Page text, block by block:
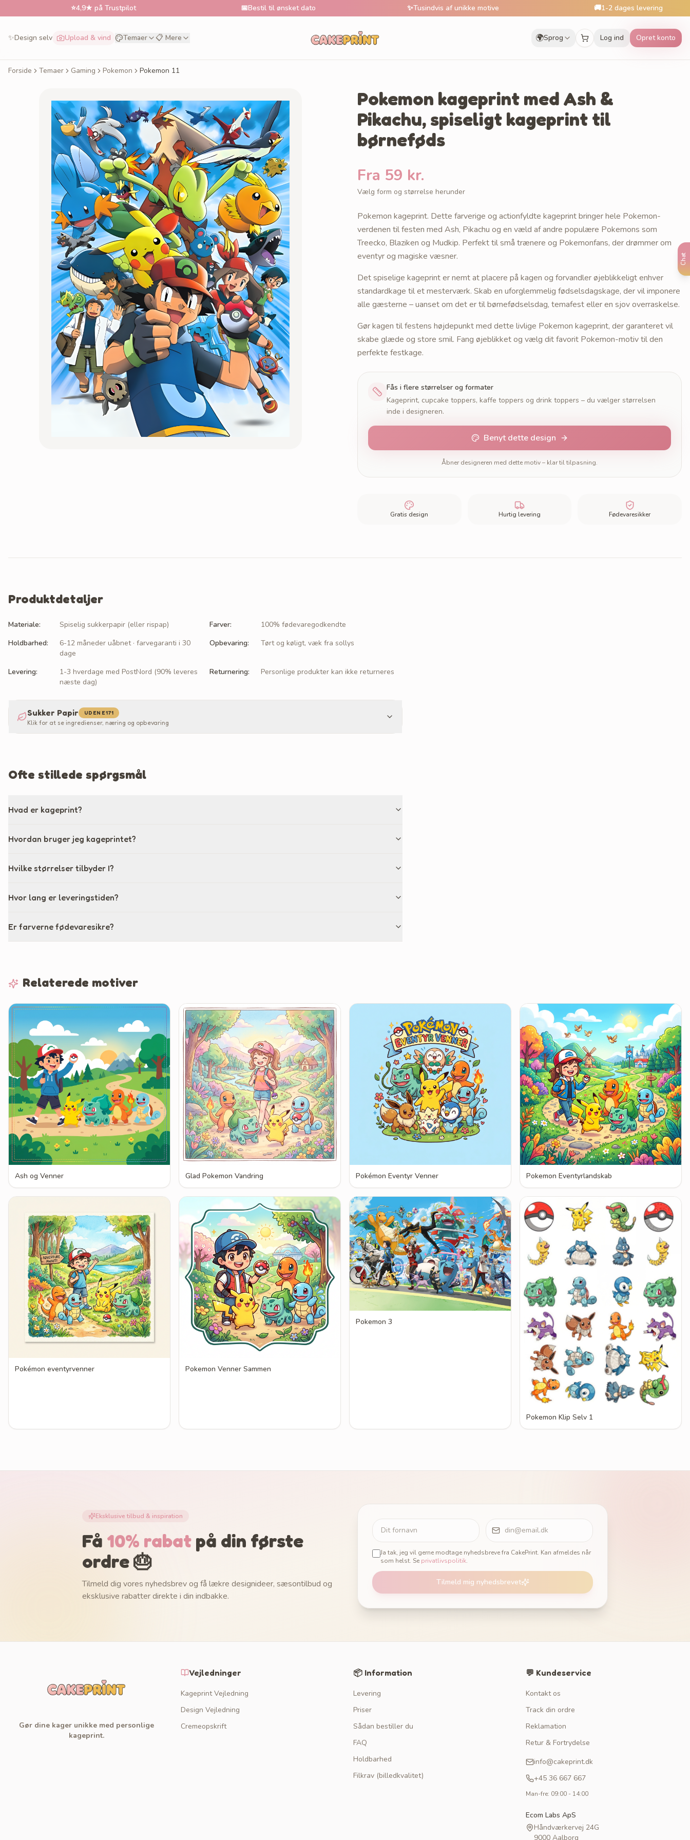
Chat
4,9★ på Trustpilot Bestil til ønsket dato Tusindvis af unikke motive 1-2 dages levering
✨Design selv Upload & vind Temaer 📋 Mere 🌍Sprog Log ind Opret konto
Forside Temaer Gaming Pokemon Pokemon 11
Pokemon kageprint med Ash &
Pikachu, spiseligt kageprint til
børneføds
Fra 59 kr.
Vælg form og størrelse herunder
Pokemon kageprint. Dette farverige og actionfyldte kageprint bringer hele Pokemon-
verdenen til festen med Ash, Pikachu og en væld af andre populære Pokemons som
Treecko, Blaziken og Mudkip. Perfekt til små trænere og Pokemonfans, der drømmer om
eventyr og magiske væsner.
Det spiselige kageprint er nemt at placere på kagen og forvandler øjeblikkeligt enhver
standardkage til et mesterværk. Skab en uforglemmelig fødselsdagskage, der vil imponere
alle gæsterne – uanset om det er til børnefødselsdag, temafest eller en sjov overraskelse.
Gør kagen til festens højdepunkt med dette livlige Pokemon kageprint, der garanteret vil
skabe glæde og store smil. Fang øjeblikket og vælg dit favorit Pokemon-motiv til den
perfekte festkage.
Fås i flere størrelser og formater
Kageprint, cupcake toppers, kaffe toppers og drink toppers – du vælger størrelsen
inde i designeren.
Benyt dette design
Åbner designeren med dette motiv – klar til tilpasning.
Gratis design Hurtig levering Fødevaresikker
Produktdetaljer
Materiale: Spiselig sukkerpapir (eller rispap) Farver:
100% fødevaregodkendte
Holdbarhed:
6-12 måneder uåbnet · farvegaranti i 30
dage
Opbevaring: Tørt og køligt, væk fra sollys
Levering:
1-3 hverdage med PostNord (90% leveres
næste dag)
Returnering: Personlige produkter kan ikke returneres
Sukker Papir UDEN E171
Klik for at se ingredienser, næring og opbevaring
Ofte stillede spørgsmål
Hvad er kageprint?
Hvordan bruger jeg kageprintet?
Hvilke størrelser tilbyder I?
Hvor lang er leveringstiden?
Er farverne fødevaresikre?
Relaterede motiver
Ash og Venner Glad Pokemon Vandring Pokémon Eventyr Venner Pokemon Eventyrlandskab
Pokémon eventyrvenner Pokemon Venner Sammen
Pokemon 3
Pokemon Klip Selv 1
Eksklusive tilbud & inspiration
Få 10% rabat på din første
ordre 🎂
Tilmeld dig vores nyhedsbrev og få lækre designideer, sæsontilbud og
eksklusive rabatter direkte i din indbakke.
Ja tak, jeg vil gerne modtage nyhedsbreve fra CakePrint. Kan afmeldes når
som helst. Se privatlivspolitik.
Tilmeld mig nyhedsbrevet
Gør dine kager unikke med personlige
kageprint.
Vejledninger
Kageprint Vejledning
Design Vejledning
Cremeopskrift
📦 Information
Levering
Priser
Sådan bestiller du
FAQ
Holdbarhed
Filkrav (billedkvalitet)
💬 Kundeservice
Kontakt os
Track din ordre
Reklamation
Retur & Fortrydelse
info@cakeprint.dk
+45 36 667 667
Man-fre: 09:00 - 14:00
Ecom Labs ApS
Håndværkervej 24G
9000 Aalborg